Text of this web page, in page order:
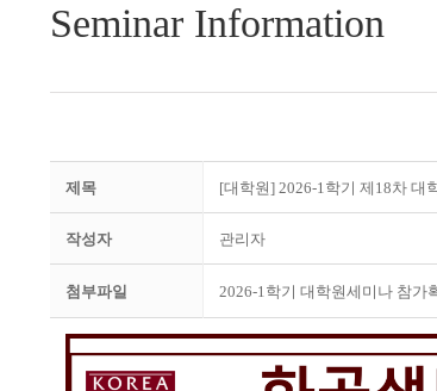
Seminar Information
제목 [대학원] 2026-1학기 제18차 대
작성자 관리자
첨부파일 2026-1학기 대학원세미나 참가